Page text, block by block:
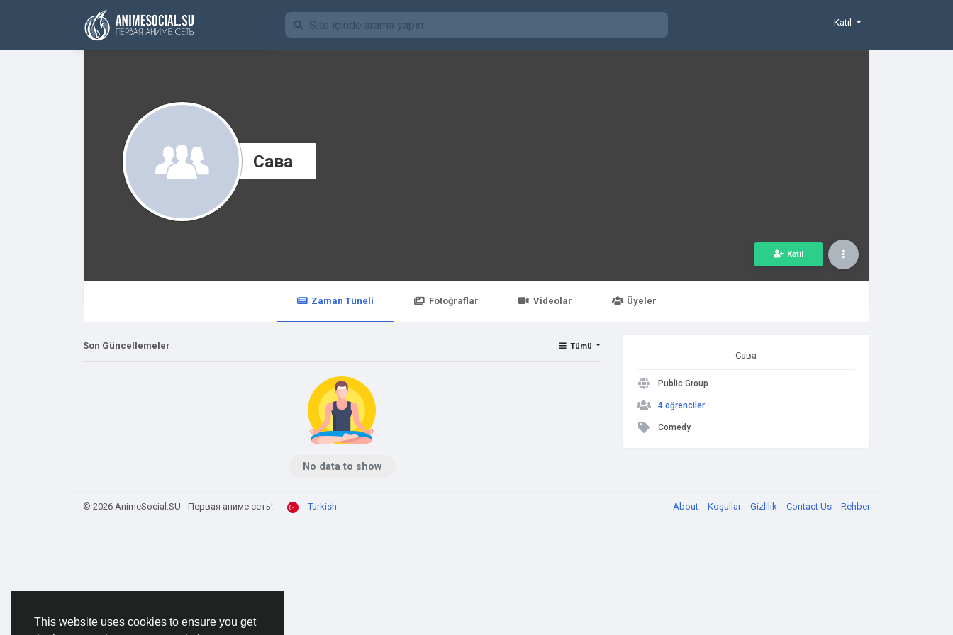
This website uses cookies to ensure you get
Funding
Katıl
Сава
Katıl
Zaman Tüneli Fotoğraflar Videolar Üyeler
Сава
Public Group
4 öğrenciler
Comedy
Son Güncellemeler Tümü
No data to show
© 2026 AnimeSocial.SU - Первая аниме сеть! Turkish About Koşullar Gizlilik Contact Us Rehber